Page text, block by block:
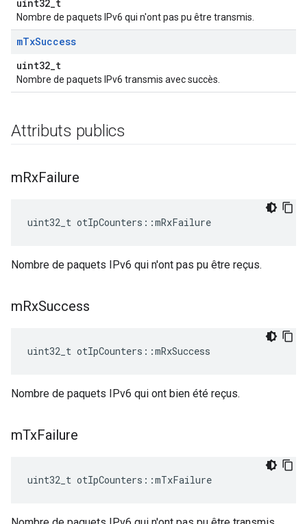
uint32_t
Nombre de paquets IPv6 qui n'ont pas pu être transmis.
mTxSuccess
uint32_t
Nombre de paquets IPv6 transmis avec succès.
Attributs publics
mRxFailure
uint32_t otIpCounters ::mRxFailure
Nombre de paquets IPv6 qui n'ont pas pu être reçus.
mRxSuccess
uint32_t otIpCounters ::mRxSuccess
Nombre de paquets IPv6 qui ont bien été reçus.
mTxFailure
uint32_t otIpCounters ::mTxFailure